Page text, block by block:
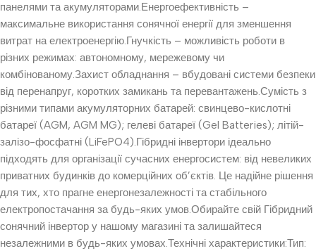
панелями та акумуляторами.Енергоефективність –
максимальне використання сонячної енергії для зменшення
витрат на електроенергію.Гнучкість – можливість роботи в
різних режимах: автономному, мережевому чи
комбінованому.Захист обладнання – вбудовані системи безпеки
від перенапруг, коротких замикань та перевантажень.Сумість з
різними типами акумуляторних батарей: свинцево-кислотні
батареї (AGM, AGM MG); гелеві батареї (Gel Batteries); літій-
залізо-фосфатні (LiFePO4).Гібридні інвертори ідеально
підходять для організації сучасних енергосистем: від невеликих
приватних будинків до комерційних об’єктів. Це надійне рішення
для тих, хто прагне енергонезалежності та стабільного
електропостачання за будь-яких умов.Обирайте свій Гібридний
сонячний інвертор у нашому магазині та залишайтеся
незалежними в будь-яких умовах.Технічні характеристики:Тип: